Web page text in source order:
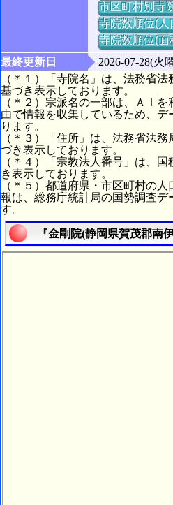
市区町村別寺
寺院数順位(
寺院数順位(
最終更新日
2026-07-28(火
（＊１）「寺院名」は、法務省
基づき表示しております。
（＊２）宗派名の一部は、ＡＩ
由で情報を収集しているため、
ります。
（＊３）「住所」は、法務省法
づき表示しております。
（＊４）「宗教法人番号」は、
き表示しております。
（＊５）都道府県・市区町村の
報は、総務庁統計局の国勢調査デ
す。
『金剛院(静岡県賀茂郡南